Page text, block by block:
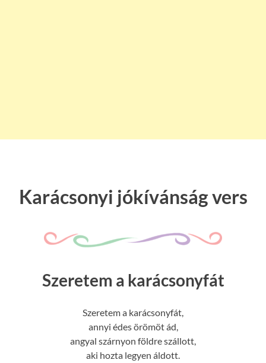
Karácsonyi jókívánság vers
Szeretem a karácsonyfát
Szeretem a karácsonyfát,
annyi édes örömöt ád,
angyal szárnyon földre szállott,
aki hozta legyen áldott.